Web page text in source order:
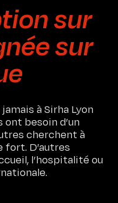
sur
sur
à Sirha Lyon
ont besoin d’un
cherchent à
D’autres
l’hospitalité ou